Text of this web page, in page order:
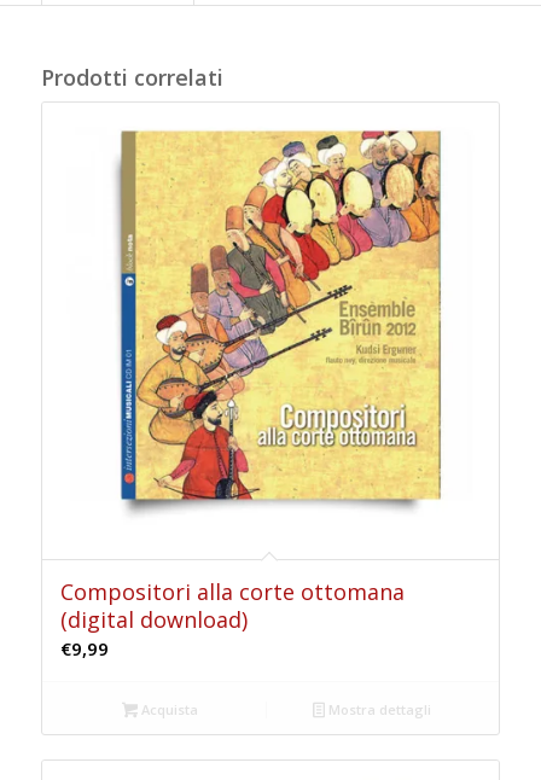
Prodotti correlati
Compositori alla corte ottomana
(digital download)
€9,99
Acquista Mostra dettagli